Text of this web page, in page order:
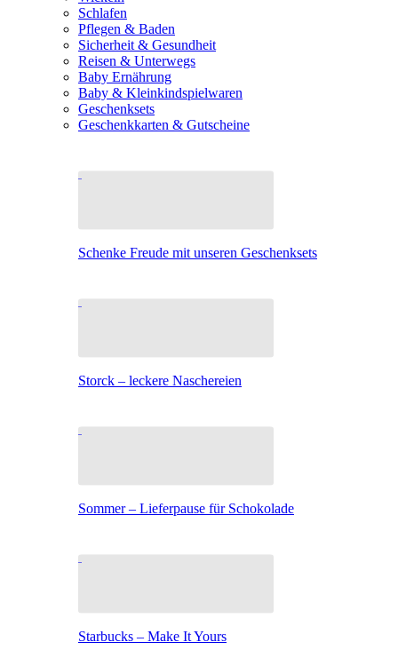
Schlafen
Pflegen & Baden
Sicherheit & Gesundheit
Reisen & Unterwegs
Baby Ernährung
Baby & Kleinkindspielwaren
Geschenksets
Geschenkkarten & Gutscheine
Schenke Freude mit unseren Geschenksets
Storck – leckere Naschereien
Sommer – Lieferpause für Schokolade
Starbucks – Make It Yours